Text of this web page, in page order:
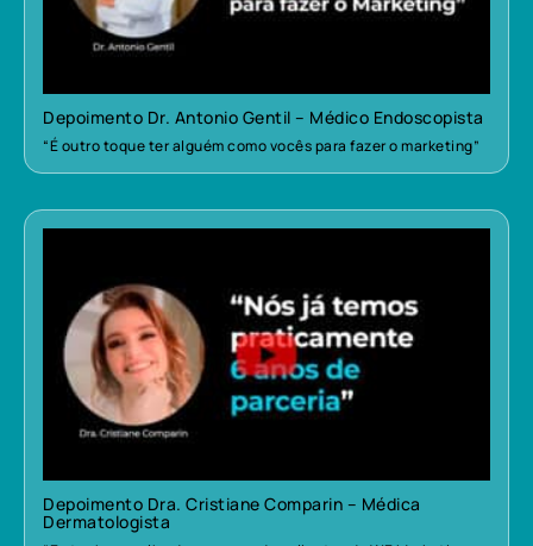
Depoimento Dr. Antonio Gentil – Médico Endoscopista
“É outro toque ter alguém como vocês para fazer o marketing”
Depoimento Dra. Cristiane Comparin – Médica
Dermatologista